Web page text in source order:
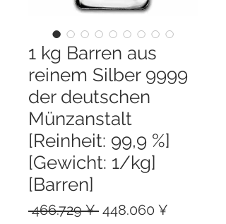
1 kg Barren aus
reinem Silber 9999
der deutschen
Münzanstalt
[Reinheit: 99,9 %]
[Gewicht: 1/kg]
[Barren]
466.729 ¥ Standardpreis
448.060 ¥